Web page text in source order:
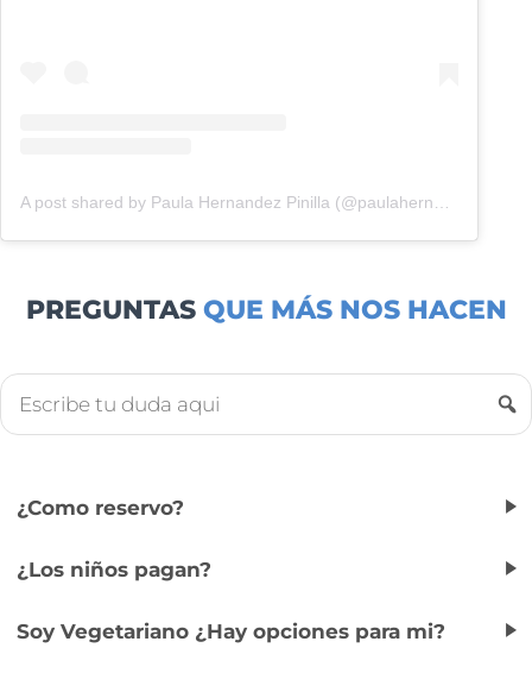
PREGUNTAS QUE MÁS NOS HACEN
¿Como reservo?
¿Los niños pagan?
Soy Vegetariano ¿Hay opciones para mi?